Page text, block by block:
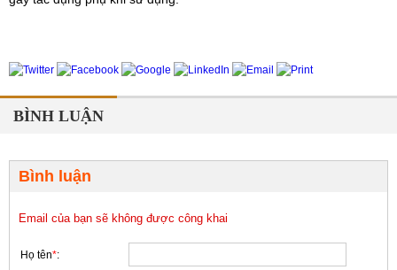
BÌNH LUẬN
Bình luận
Email của bạn sẽ không được công khai
Họ tên*: